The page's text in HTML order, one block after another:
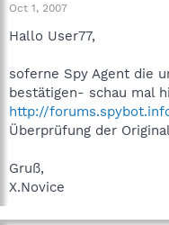
Oct 1, 2007
Hallo User77,
soferne Spy Agent die
bestätigen- schau mal
http://
Überprüfung der
Gruß,
X.Novice